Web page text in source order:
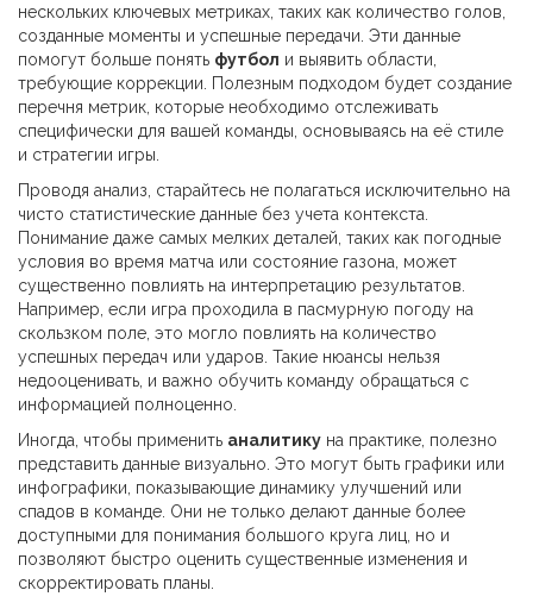
нескольких ключевых метриках, таких как количество голов,
созданные моменты и успешные передачи. Эти данные
помогут больше понять футбол и выявить области,
требующие коррекции. Полезным подходом будет создание
перечня метрик, которые необходимо отслеживать
специфически для вашей команды, основываясь на её стиле
и стратегии игры.
Проводя анализ, старайтесь не полагаться исключительно на
чисто статистические данные без учета контекста.
Понимание даже самых мелких деталей, таких как погодные
условия во время матча или состояние газона, может
существенно повлиять на интерпретацию результатов.
Например, если игра проходила в пасмурную погоду на
скользком поле, это могло повлиять на количество
успешных передач или ударов. Такие нюансы нельзя
недооценивать, и важно обучить команду обращаться с
информацией полноценно.
Иногда, чтобы применить аналитику на практике, полезно
представить данные визуально. Это могут быть графики или
инфографики, показывающие динамику улучшений или
спадов в команде. Они не только делают данные более
доступными для понимания большого круга лиц, но и
позволяют быстро оценить существенные изменения и
скорректировать планы.